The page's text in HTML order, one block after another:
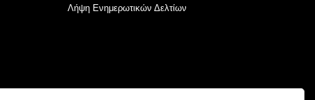
Λήψη Ενημερωτικών Δελτίων